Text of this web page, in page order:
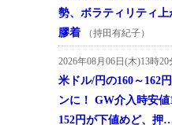
勢、ボラティリティ
膠着
（持田有紀子）
2026年08月06日(木)13時20
米ドル/円の160～162
ンに！ GW介入時安
152円が下値めど、押